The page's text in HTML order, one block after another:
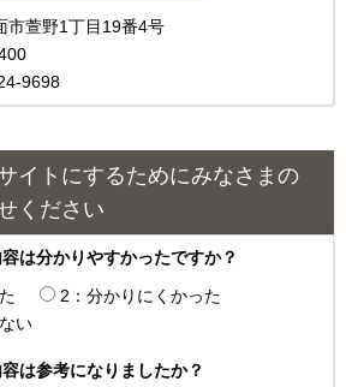
市萱野1丁目19番4号
9698
イトにするためにみなさまの
ください
は分かりやすかったですか？
2：分かりにくかった
い
は参考になりましたか？